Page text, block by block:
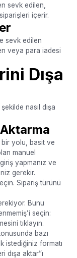
sevk edilen,
içerir.
sevk edilen
veya para iadesi
Dışa
nasıl dışa
bir yolu, basit ve
manuel
giriş yapmanız ve
gerekir.
Sipariş türünü
Bunu
seçin:
tıklayın.
bazı
istediğiniz formatı
dışa aktar”ı